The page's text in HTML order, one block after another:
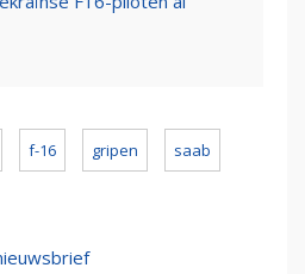
f-16 gripen saab